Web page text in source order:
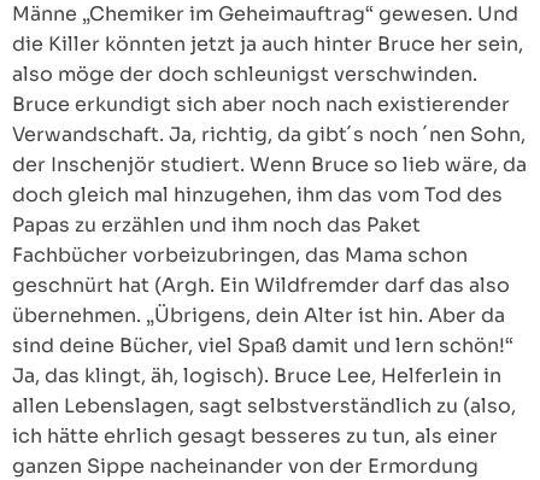
Männe „Chemiker im Geheimauftrag“ gewesen. Und
die Killer könnten jetzt ja auch hinter Bruce her sein,
also möge der doch schleunigst verschwinden.
Bruce erkundigt sich aber noch nach existierender
Verwandschaft. Ja, richtig, da gibt´s noch ´nen Sohn,
der Inschenjör studiert. Wenn Bruce so lieb wäre, da
doch gleich mal hinzugehen, ihm das vom Tod des
Papas zu erzählen und ihm noch das Paket
Fachbücher vorbeizubringen, das Mama schon
geschnürt hat (Argh. Ein Wildfremder darf das also
übernehmen. „Übrigens, dein Alter ist hin. Aber da
sind deine Bücher, viel Spaß damit und lern schön!“
Ja, das klingt, äh, logisch). Bruce Lee, Helferlein in
allen Lebenslagen, sagt selbstverständlich zu (also,
ich hätte ehrlich gesagt besseres zu tun, als einer
ganzen Sippe nacheinander von der Ermordung